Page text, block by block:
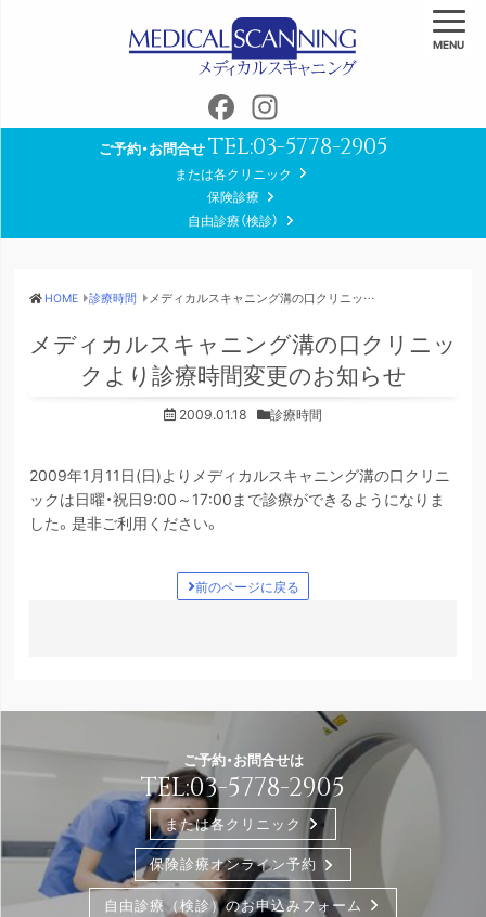
Facebook
ご予約・お問合せTEL:03-5778-2905
または各クリニック
保険診療
自由診療（検診）
MENU
HOME 診療時間 メディカルスキャニング溝の口クリニックより診療時間変更のお知らせ
メディカルスキャニング溝の口クリニッ
クより診療時間変更のお知らせ
2009.01.18 診療時間
2009年1月11日(日)よりメディカルスキャニング溝の口クリニ
ックは日曜・祝日9:00～17:00まで診療ができるようになりま
した。是非ご利用ください。
前のページに戻る
ご予約・お問合せは
TEL:03-5778-2905
または各クリニック
保険診療オンライン予約
自由診療（検診）のお申込みフォーム